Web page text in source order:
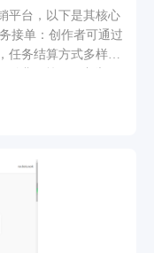
戏获得更多奖励 →
耗积分、每日次数限
戏API请求 → 进入游
，避开炸弹(会清空分
大冰块4次获得5倍
分 → 所有积分变动
态管理(Zustand)、音
Telegram用户提供了
。
平台，以下是其核心
任务结算方式多样，
Banner广告、原生
益，还可参与平台任
、转化率、收益等数
程序处于在线状态，